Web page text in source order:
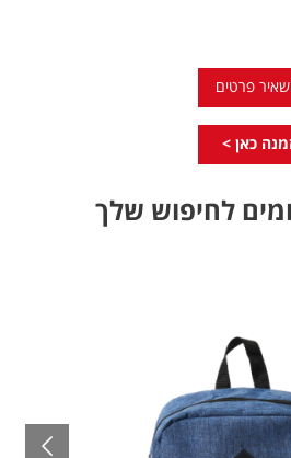
פרטים
כאן >
לחיפוש שלך